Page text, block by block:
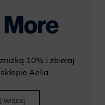
10% i zbieraj
Aelia.
WIĘCEJ